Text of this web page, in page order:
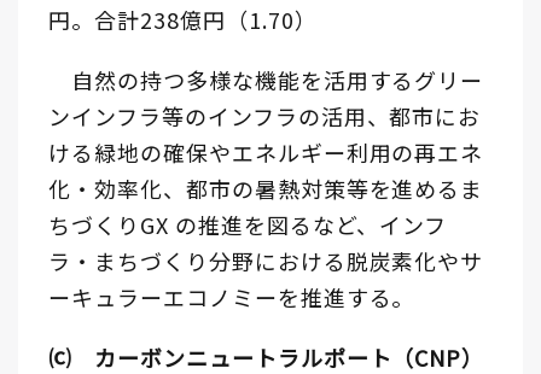
円。合計238億円（1.70）
自然の持つ多様な機能を活用するグリー
ンインフラ等のインフラの活用、都市にお
ける緑地の確保やエネルギー利用の再エネ
化・効率化、都市の暑熱対策等を進めるま
ちづくりGX の推進を図るなど、インフ
ラ・まちづくり分野における脱炭素化やサ
ーキュラーエコノミーを推進する。
⒞ カーボンニュートラルポート（CNP）